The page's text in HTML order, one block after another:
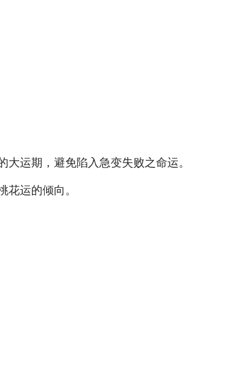
运期，避免陷入急变失败之命运。
运的倾向。